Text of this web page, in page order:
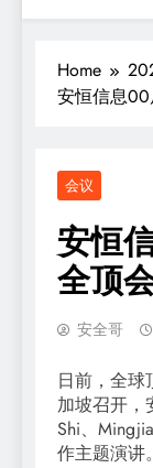
Home
安恒信息00
会议
安恒
全顶
安全哥
日前，全球
加坡召开，
Shi、
作主题演讲。